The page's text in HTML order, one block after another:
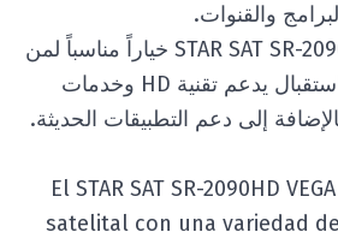
والقنوات.
يعد جهاز STAR SAT SR-2090HD VEGA خياراً مناسباً لمن
يبحث عن جهاز استقبال يدعم تقنية HD وخدمات
إلى دعم التطبيقات الحديثة.
El STAR SAT SR-2090HD
satelital con una variedad